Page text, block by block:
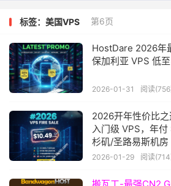
标签：美国VPS 第6页
HostDare 2026年
保加利亚 VPS 低
2026-01-31 阅读
2026开年性价比
入门级 VPS，年
杉矶/圣路易斯机房
2026-01-29 阅读